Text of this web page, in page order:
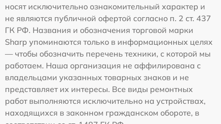
носят исключительно ознакомительный характер и
не являются публичной офертой согласно п. 2 ст. 437
ГК РФ. Названия и обозначения торговой марки
Sharp упоминаются только в информационных целях
— чтобы обозначить перечень техники, с которой мы
работаем. Наша организация не аффилирована с
владельцами указанных товарных знаков и не
представляет их интересы. Все виды ремонтных
работ выполняются исключительно на устройствах,
находящихся в законном гражданском обороте, в